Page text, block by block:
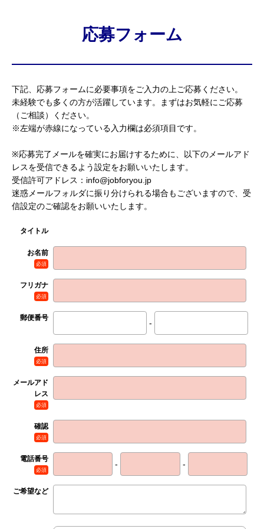
応募フォーム
下記、応募フォームに必要事項をご入力の上ご応募ください。
未経験でも多くの方が活躍しています。まずはお気軽にご応募
（ご相談）ください。
※左端が赤線になっている入力欄は必須項目です。
※応募完了メールを確実にお届けするために、以下のメールアド
レスを受信できるよう設定をお願いいたします。
受信許可アドレス：info@jobforyou.jp
迷惑メールフォルダに振り分けられる場合もございますので、受
信設定のご確認をお願いいたします。
タイトル
お名前
必須
フリガナ
必須
郵便番号
-
住所
必須
メールアド
レス
必須
確認
必須
電話番号
必須
- -
ご希望など